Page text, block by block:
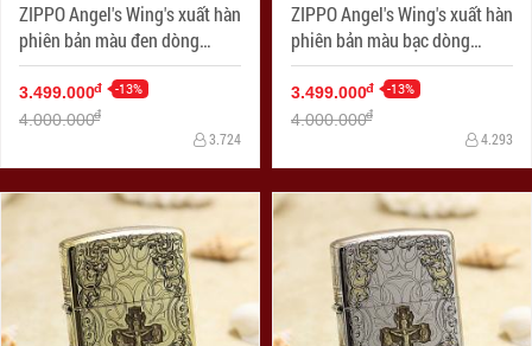
ZIPPO Angel's Wing's xuất hàn
phiên bản màu đen dòng
Limited Edition XIX
3.499.000đ -13%
4.000.000đ
3.724
ZIPPO Angel's Wing's xuất hàn
phiên bản màu bạc dòng
Limited Edition XIX
3.499.000đ -13%
4.000.000đ
4.293